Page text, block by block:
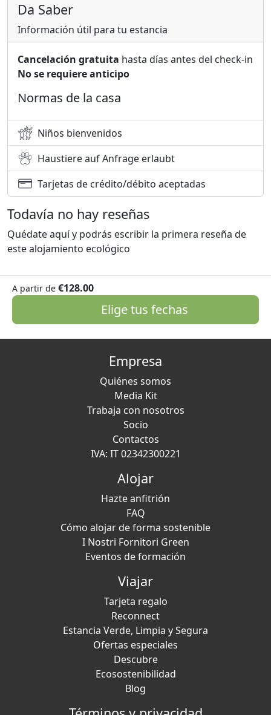
Da Saber
Información útil para tu estancia
Cancelación gratuita hasta días antes del check-in
No se requiere anticipo
Normas de la casa
Niños bienvenidos
Haustiere auf Anfrage erlaubt
Tarjetas de crédito/débito aceptadas
Todavía no hay reseñas
Quédate aquí y podrás escribir la primera reseña de
este alojamiento ecológico
A partir de €128.00
Elige tus fechas
Empresa
Quiénes somos
Media Kit
Trabaja con nosotros
Socio
Contactos
IVA: IT 02342300221
Alojar
Hazte anfitrión
FAQ
Cómo alojar de forma sostenible
I Nostri Fornitori Green
Eventos de formación
Viajar
Tarjeta regalo
Reconnect
Estancia Verde, Limpia y Segura
Ofertas especiales
Descubre
Ecosostenibilidad
Blog